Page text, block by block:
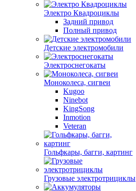
Электро Квадроциклы
Задний привод
Полный привод
Детские электромобили
Электроснегокаты
Моноколеса, сигвеи
Kugoo
Ninebot
KingSong
Inmotion
Veteran
Гольфкары, багги, картинг
Грузовые электротрициклы